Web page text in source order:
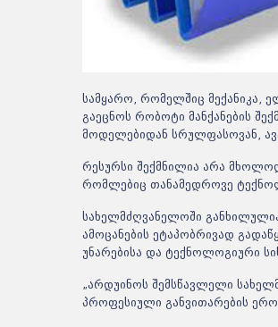
სამყარო, რომელშიც მექანიკა,
გაეცნოს რობოტი მანქანების
მოდელებიდან სრულფასოვან,
რესურსი შექმნილია არა
რომლებიც თანამედროვე
სახელმძღვანელოში
ამოცანების ეტაპობრივად
უნარებისა და ტექნოლოგიური
„არდუინოს შემსწავლელი
პროფესიული განვითარების